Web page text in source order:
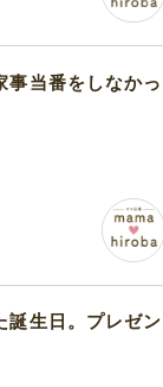
事当番をしなかっ
誕生日。プレゼン